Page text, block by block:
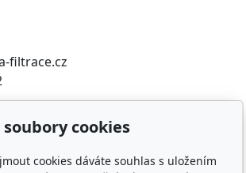
filtrace.cz
cookies
cookies dáváte souhlas s uložením